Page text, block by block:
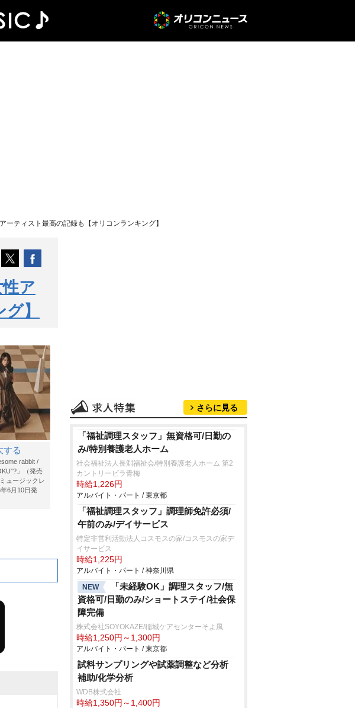
ティスト最高の記録も【オリコンランキング】
ア
】
する
rabbit /
」（発売
ュージックレ
6月10日発
さらに見る
「福祉調理スタッフ」無資格可/日勤の
み/特別養護老人ホーム
社会福祉法人長淵福祉会/特別養護老人ホーム 第2
カントリービラ青梅
時給1,226円
アルバイト・パート / 東京都
「福祉調理スタッフ」調理師免許必須/
午前のみ/デイサービス
特定非営利活動法人コスモスの家/コスモスの家デ
イサービス
時給1,225円
アルバイト・パート / 神奈川県
NEW
「未経験OK」調理スタッフ/無
資格可/日勤のみ/ショートステイ/社会保
障完備
株式会社SOYOKAZE/稲城ケアセンターそよ風
時給1,250円～1,300円
アルバイト・パート / 東京都
試料サンプリングや試薬調整など分析
補助/化学分析
WDB株式会社
時給1,350円～1,400円